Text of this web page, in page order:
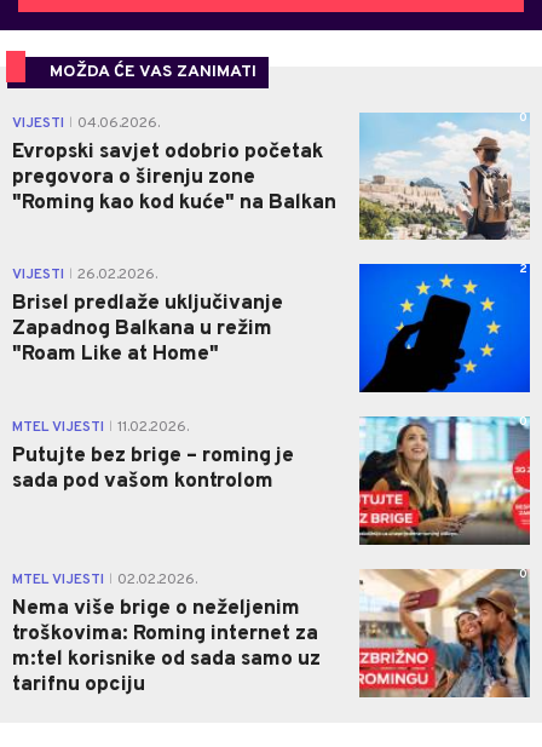
MOŽDA ĆE VAS ZANIMATI
VIJESTI 04.06.2026.
Evropski savjet odobrio početak
pregovora o širenju zone
"Roming kao kod kuće" na Balkan
0
VIJESTI 26.02.2026.
Brisel predlaže uključivanje
Zapadnog Balkana u režim
"Roam Like at Home"
2
MTEL VIJESTI 11.02.2026.
Putujte bez brige – roming je
sada pod vašom kontrolom
0
MTEL VIJESTI 02.02.2026.
Nema više brige o neželjenim
troškovima: Roming internet za
m:tel korisnike od sada samo uz
tarifnu opciju
0